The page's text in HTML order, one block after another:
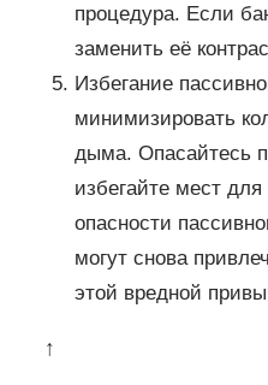
процедура. Если
заменить её
Избегание
минимизировать
дыма. Опасайтесь
избегайте мест
опасности
могут снова
этой вредной
↑